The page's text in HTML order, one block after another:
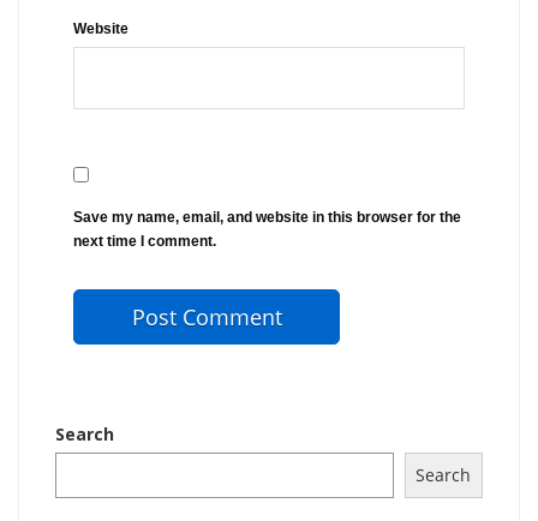
Website
Save my name, email, and website in this browser for the
next time I comment.
Search
Search